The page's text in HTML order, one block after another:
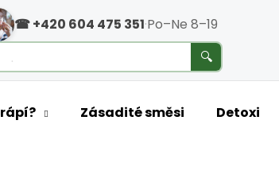
☎ +420 604 475 351·Po–Ne 8–19
🔍
Zásadité směsi
najít?